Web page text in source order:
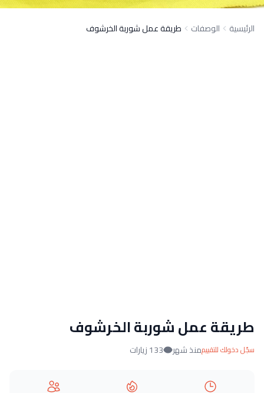
الرئيسية الوصفات طريقة عمل شوربة الخرشوف
طريقة عمل شوربة الخرشوف
سجّل دخولك للتقييممنذ شهر 133 زيارات